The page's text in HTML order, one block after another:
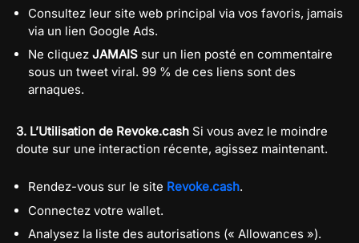
Consultez leur site web principal via vos favoris, jamais
via un lien Google Ads.
Ne cliquez JAMAIS sur un lien posté en commentaire
sous un tweet viral. 99 % de ces liens sont des
arnaques.
3. L’Utilisation de Revoke.cash Si vous avez le moindre
doute sur une interaction récente, agissez maintenant.
Rendez-vous sur le site Revoke.cash.
Connectez votre wallet.
Analysez la liste des autorisations (« Allowances »).